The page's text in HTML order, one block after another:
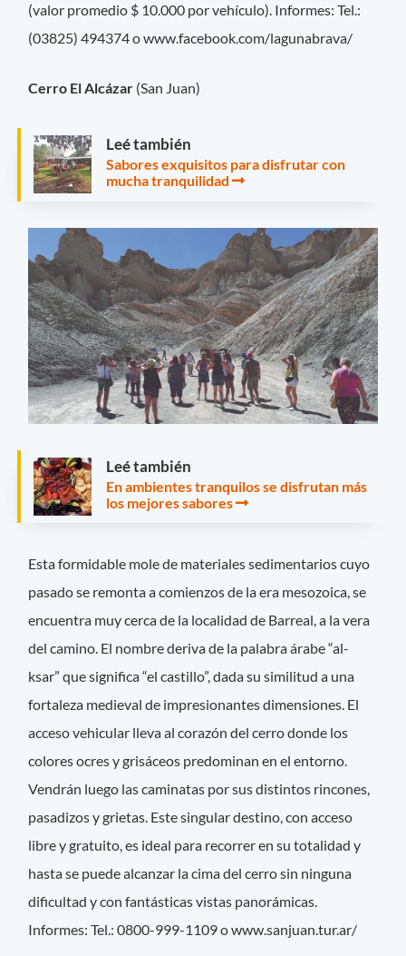
(valor promedio $ 10.000 por vehículo). Informes: Tel.:
(03825) 494374 o www.facebook.com/lagunabrava/
Cerro El Alcázar (San Juan)
Leé también
Sabores exquisitos para disfrutar con
mucha tranquilidad
Leé también
En ambientes tranquilos se disfrutan más
los mejores sabores
Esta formidable mole de materiales sedimentarios cuyo
pasado se remonta a comienzos de la era mesozoica, se
encuentra muy cerca de la localidad de Barreal, a la vera
del camino. El nombre deriva de la palabra árabe “al-
ksar” que significa “el castillo”, dada su similitud a una
fortaleza medieval de impresionantes dimensiones. El
acceso vehicular lleva al corazón del cerro donde los
colores ocres y grisáceos predominan en el entorno.
Vendrán luego las caminatas por sus distintos rincones,
pasadizos y grietas. Este singular destino, con acceso
libre y gratuito, es ideal para recorrer en su totalidad y
hasta se puede alcanzar la cima del cerro sin ninguna
dificultad y con fantásticas vistas panorámicas.
Informes: Tel.: 0800-999-1109 o www.sanjuan.tur.ar/